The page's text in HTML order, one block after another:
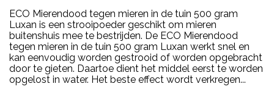
ECO Mierendood tegen mieren in de tuin 500 gram
Luxan is een strooipoeder geschikt om mieren
buitenshuis mee te bestrijden. De ECO Mierendood
tegen mieren in de tuin 500 gram Luxan werkt snel en
kan eenvoudig worden gestrooid of worden opgebracht
door te gieten. Daartoe dient het middel eerst te worden
opgelost in water. Het beste effect wordt verkregen...